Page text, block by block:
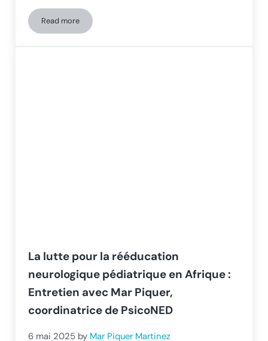
Read morePsicoNED et NeuronUP à Zanzibar : neuropsychologie,
La lutte pour la rééducation
neurologique pédiatrique en Afrique :
Entretien avec Mar Piquer,
coordinatrice de PsicoNED
6 mai 2025 by Mar Piquer Martinez